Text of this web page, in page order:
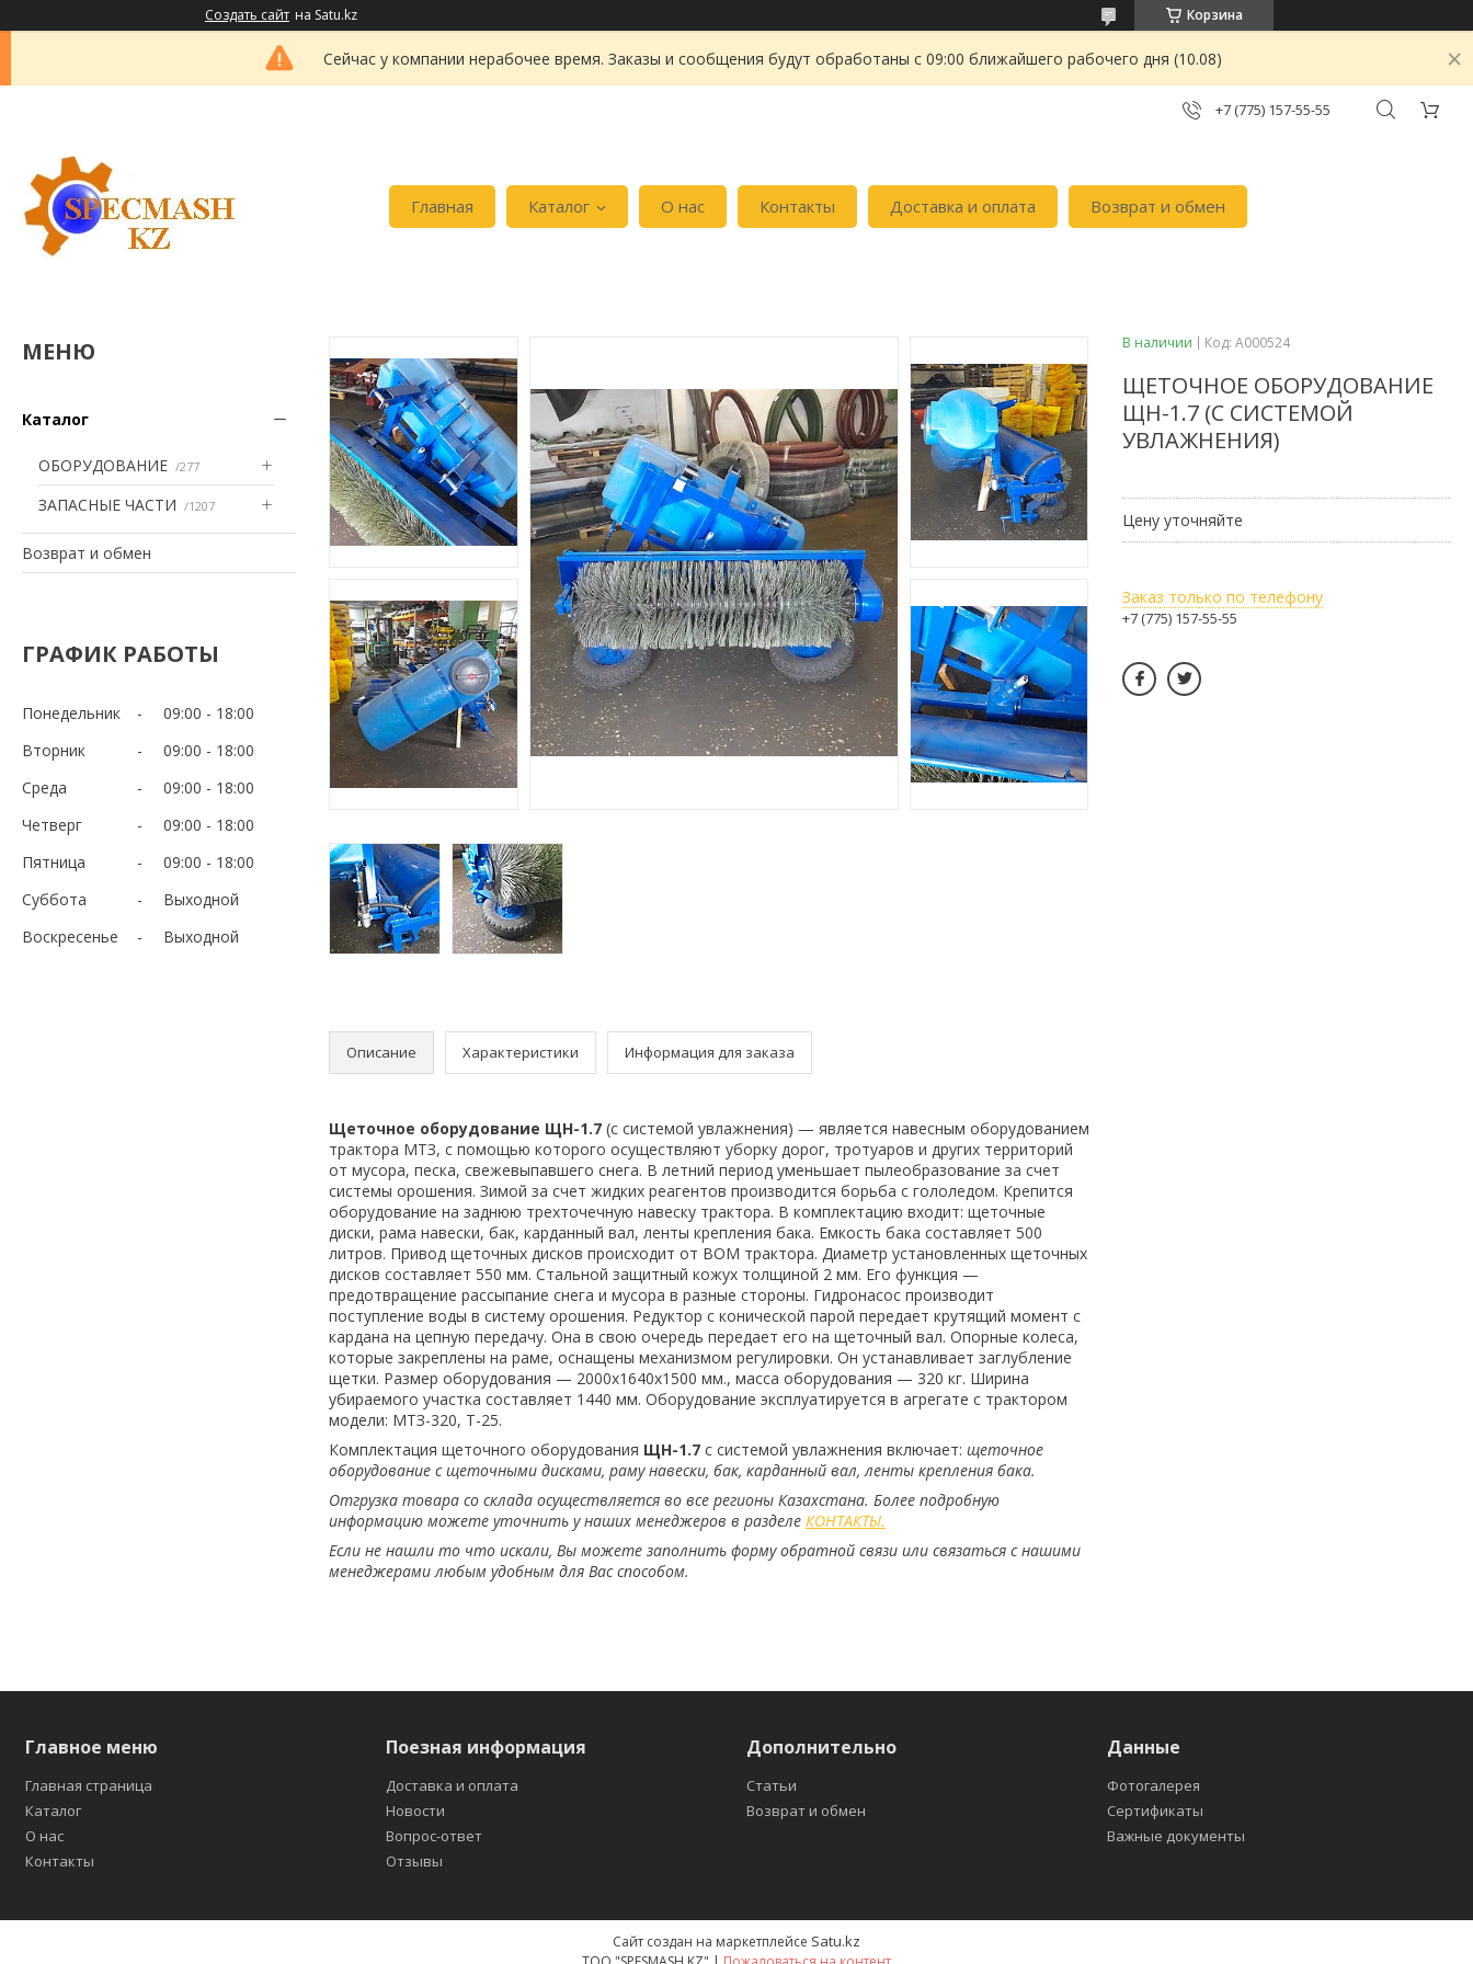
Создать сайт на Satu.kz Корзина
Сейчас у компании нерабочее время. Заказы и сообщения будут обработаны с 09:00 ближайшего рабочего дня (10.08)
+7 (775) 157-55-55
Главная Каталог О нас Контакты Доставка и оплата Возврат и обмен
Каталог
ОБОРУДОВАНИЕ 277
ЗАПАСНЫЕ ЧАСТИ 1207
Возврат и обмен
ГРАФИК РАБОТЫ
Понедельник 09:00
18:00
Вторник
09:00
18:00
Среда
09:00
18:00
Четверг
09:00
18:00
Пятница
09:00
18:00
Суббота
Выходной
Воскресенье
Выходной
Описание Характеристики Информация для заказа
Щеточное оборудование ЩН-1.7 (с системой увлажнения) — является навесным оборудованием
трактора МТЗ, с помощью которого осуществляют уборку дорог, тротуаров и других территорий
от мусора, песка, свежевыпавшего снега. В летний период уменьшает пылеобразование за счет
системы орошения. Зимой за счет жидких реагентов производится борьба с гололедом. Крепится
оборудование на заднюю трехточечную навеску трактора. В комплектацию входит: щеточные
диски, рама навески, бак, карданный вал, ленты крепления бака. Емкость бака составляет 500
литров. Привод щеточных дисков происходит от ВОМ трактора. Диаметр установленных щеточных
дисков составляет 550 мм. Стальной защитный кожух толщиной 2 мм. Его функция —
предотвращение рассыпание снега и мусора в разные стороны. Гидронасос производит
поступление воды в систему орошения. Редуктор с конической парой передает крутящий момент с
кардана на цепную передачу. Она в свою очередь передает его на щеточный вал. Опорные колеса,
которые закреплены на раме, оснащены механизмом регулировки. Он устанавливает заглубление
щетки. Размер оборудования — 2000х1640х1500 мм., масса оборудования — 320 кг. Ширина
убираемого участка составляет 1440 мм. Оборудование эксплуатируется в агрегате с трактором
модели: МТЗ-320, Т-25.
Комплектация щеточного оборудования ЩН-1.7 с системой увлажнения включает: щеточное
оборудование с щеточными дисками, раму навески, бак, карданный вал, ленты крепления бака.
Отгрузка товара со склада осуществляется во все регионы Казахстана. Более подробную
информацию можете уточнить у наших менеджеров в разделе КОНТАКТЫ.
Если не нашли то что искали, Вы можете заполнить форму обратной связи или связаться с нашими
менеджерами любым удобным для Вас способом.
В наличии Код: А000524
ЩЕТОЧНОЕ ОБОРУДОВАНИЕ
ЩН-1.7 (С СИСТЕМОЙ
УВЛАЖНЕНИЯ)
Цену уточняйте
Заказ только по телефону
+7 (775) 157-55-55
Главное меню
Главная страница
Каталог
О нас
Контакты
Поезная информация
Доставка и оплата
Новости
Вопрос-ответ
Отзывы
Дополнительно
Статьи
Возврат и обмен
Данные
Фотогалерея
Сертификаты
Важные документы
Сайт создан на маркетплейсе Satu.kz